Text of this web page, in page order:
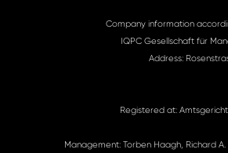
Company information
IQPC Gesellschaft für
Address:
Registered at:
Management: Torben Haagh, Richard